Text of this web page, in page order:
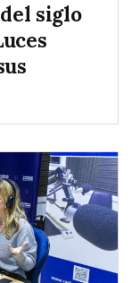
siglo